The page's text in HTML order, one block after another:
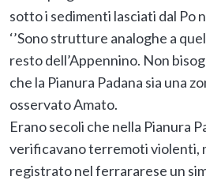
sotto i sedimenti lasciati dal Po
‘’Sono strutture analoghe a
resto dell’Appennino. Non
che la Pianura Padana sia una
osservato Amato.
Erano secoli che nella Pianura
verificavano terremoti violenti,
registrato nel ferrararese un